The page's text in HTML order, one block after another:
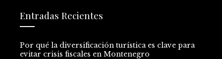
Entradas Recientes
Por qué la diversificación turística es clave para
evitar crisis fiscales en Montenegro